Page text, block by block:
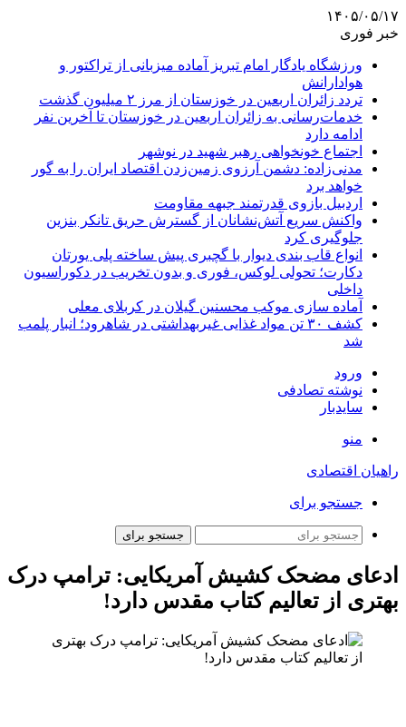
۱۴۰۵/۰۵/۱۷
خبر فوری
ورزشگاه یادگار امام تبریز آماده میزبانی از تراکتور و
هوادارانش
تردد زائران اربعین در خوزستان از مرز ۲ میلیون گذشت
خدمات‌رسانی به زائران اربعین در خوزستان تا آخرین نفر
ادامه دارد
اجتماع خونخواهی رهبر شهید در نوشهر
مدنی‌زاده: دشمن آرزوی زمین‌زدن اقتصاد ایران را به گور
خواهد برد
اردبیل بازوی قدرتمند جبهه مقاومت
واکنش سریع آتش‌نشانان از گسترش حریق تانکر بنزین
جلوگیری کرد
انواع قاب بندی دیوار با گچبری پیش ساخته پلی یورتان
دکارت؛ تحولی لوکس، فوری و بدون تخریب در دکوراسیون
داخلی
آماده سازی موکب محسنین گیلان در کربلای معلی
کشف ۳۰ تن مواد غذایی غیربهداشتی در شاهرود؛ انبار پلمب
شد
ورود
نوشته تصادفی
سایدبار
منو
راهیان اقتصادی
جستجو برای
جستجو برای
ادعای مضحک کشیش آمریکایی: ترامپ درک
بهتری از تعالیم کتاب مقدس دارد!